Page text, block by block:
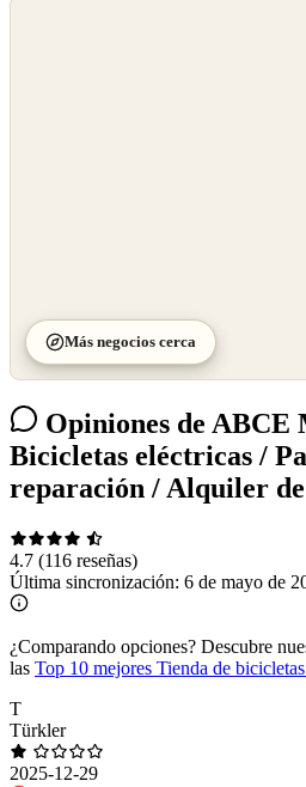
Más negocios cerca
Opiniones de ABCE
Bicicletas eléctricas /
reparación / Alquiler
4.7 (116 reseñas)
Última sincronización: 6 de mayo de
¿Comparando opciones? Descubre
las Top 10 mejores Tienda de
T
Türkler
2025-12-29